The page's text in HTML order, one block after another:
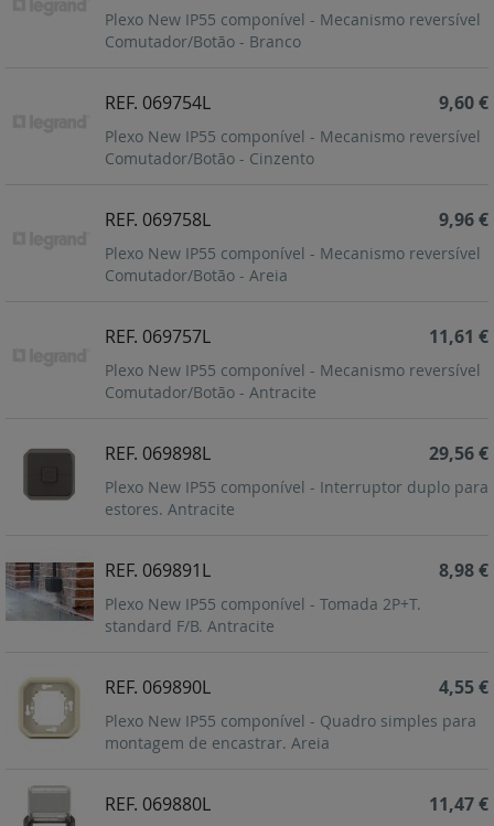
Plexo New IP55 componível - Mecanismo reversível
Comutador/Botão - Branco
REF. 069754L
Plexo New IP55 componível - Mecanismo reversível
Comutador/Botão - Cinzento
9,60 €
REF. 069758L
Plexo New IP55 componível - Mecanismo reversível
Comutador/Botão - Areia
9,96 €
REF. 069757L
Plexo New IP55 componível - Mecanismo reversível
Comutador/Botão - Antracite
11,61 €
REF. 069898L
Plexo New IP55 componível - Interruptor duplo para
estores. Antracite
29,56 €
REF. 069891L
Plexo New IP55 componível - Tomada 2P+T.
standard F/B. Antracite
8,98 €
REF. 069890L
Plexo New IP55 componível - Quadro simples para
montagem de encastrar. Areia
4,55 €
REF. 069880L 11,47 €